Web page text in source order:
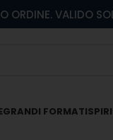
GRANDI FORMATI
ORDINE. VALIDO